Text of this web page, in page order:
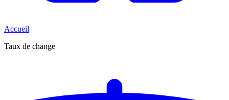
Accueil
Taux de change